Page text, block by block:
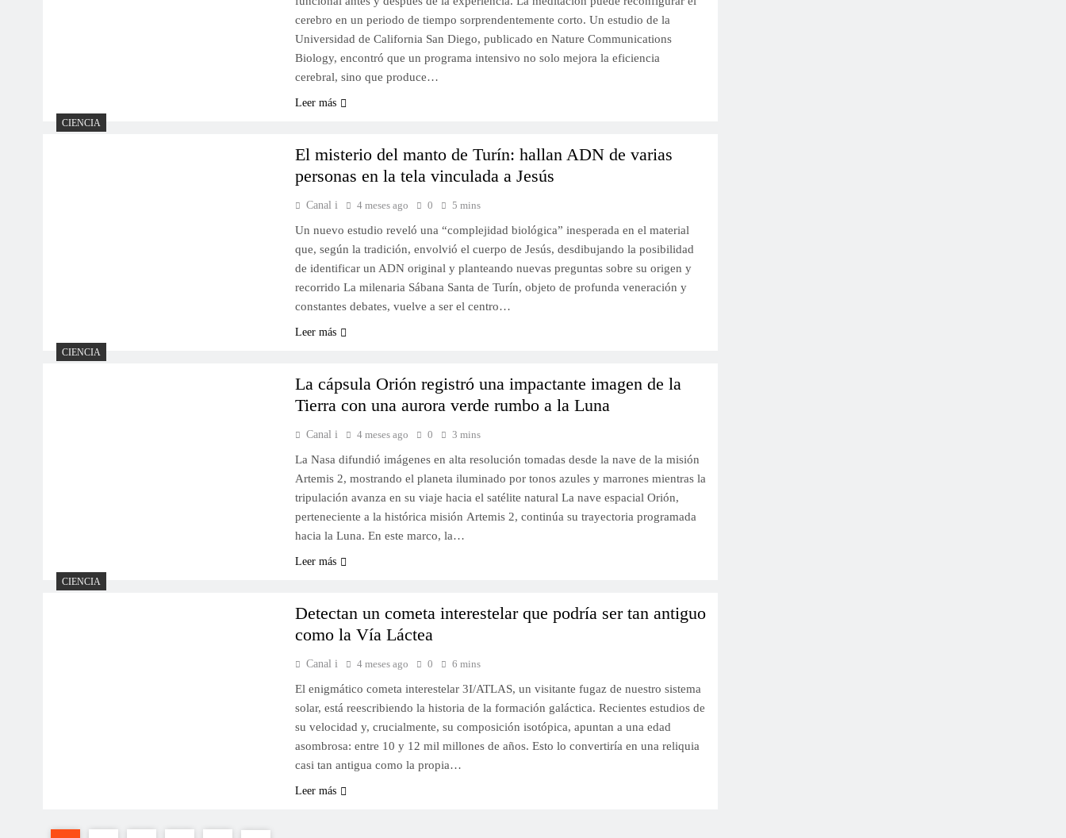
cerebro en un periodo de tiempo sorprendentemente corto. Un estudio de la
Universidad de California San Diego, publicado en Nature Communications
Biology, encontró que un programa intensivo no solo mejora la eficiencia
cerebral, sino que produce…
Leer más
CIENCIA
El misterio del manto de Turín: hallan ADN de varias
personas en la tela vinculada a Jesús
Canal i 4 meses ago 0 5 mins
Un nuevo estudio reveló una “complejidad biológica” inesperada en el material
que, según la tradición, envolvió el cuerpo de Jesús, desdibujando la posibilidad
de identificar un ADN original y planteando nuevas preguntas sobre su origen y
recorrido La milenaria Sábana Santa de Turín, objeto de profunda veneración y
constantes debates, vuelve a ser el centro…
Leer más
CIENCIA
La cápsula Orión registró una impactante imagen de la
Tierra con una aurora verde rumbo a la Luna
Canal i 4 meses ago 0 3 mins
La Nasa difundió imágenes en alta resolución tomadas desde la nave de la misión
Artemis 2, mostrando el planeta iluminado por tonos azules y marrones mientras la
tripulación avanza en su viaje hacia el satélite natural La nave espacial Orión,
perteneciente a la histórica misión Artemis 2, continúa su trayectoria programada
hacia la Luna. En este marco, la…
Leer más
CIENCIA
Detectan un cometa interestelar que podría ser tan antiguo
como la Vía Láctea
Canal i 4 meses ago 0 6 mins
El enigmático cometa interestelar 3I/ATLAS, un visitante fugaz de nuestro sistema
solar, está reescribiendo la historia de la formación galáctica. Recientes estudios de
su velocidad y, crucialmente, su composición isotópica, apuntan a una edad
asombrosa: entre 10 y 12 mil millones de años. Esto lo convertiría en una reliquia
casi tan antigua como la propia…
Leer más